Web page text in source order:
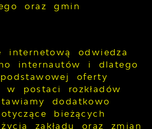
oraz gmin
internetową odwiedza
internautów i dlatego
oferty
w postaci rozkładów
dodatkowo
bieżących
zakładu oraz zmian